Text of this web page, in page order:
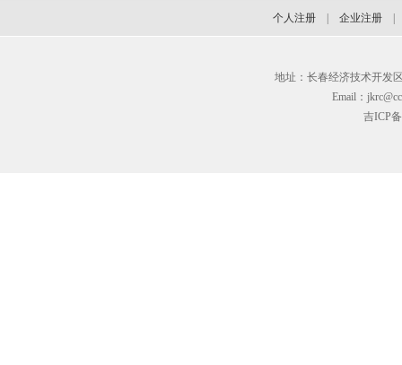
个人注册 企业注册
地址：长春经济技术开发
Email：
吉ICP